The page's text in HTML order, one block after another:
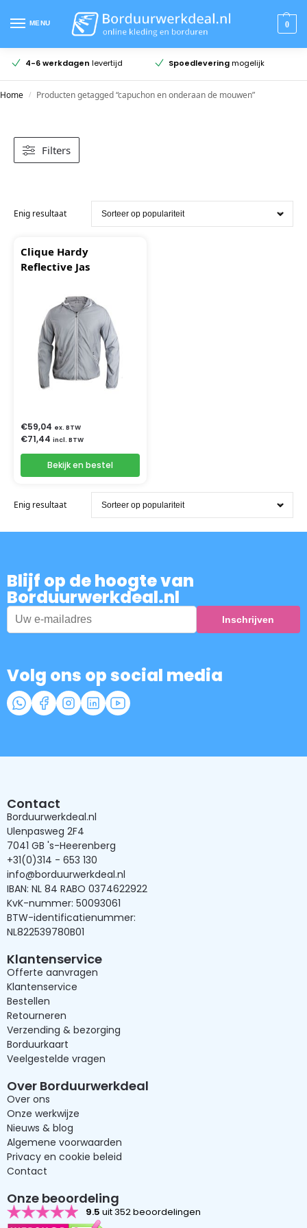
MENU 0
Spoedlevering mogelijk 9.5uit 352
Home / Producten getagged “capuchon en onderaan de mouwen”
Filters
Enig resultaat
Clique Hardy
Reflective Jas
€59,04 ex. BTW
€71,44 incl. BTW
Bekijk en bestel
Enig resultaat
Blijf op de hoogte van
Borduurwerkdeal.nl
Volg ons op social media
Contact
Borduurwerkdeal.nl
Ulenpasweg 2F4
7041 GB 's-Heerenberg
+31(0)314 - 653 130
info@borduurwerkdeal.nl
IBAN: NL 84 RABO 0374622922
KvK-nummer: 50093061
BTW-identificatienummer:
NL822539780B01
Klantenservice
Offerte aanvragen
Klantenservice
Bestellen
Retourneren
Verzending & bezorging
Borduurkaart
Veelgestelde vragen
Over Borduurwerkdeal
Over ons
Onze werkwijze
Nieuws & blog
Algemene voorwaarden
Privacy en cookie beleid
Contact
Onze beoordeling
9.5 uit 352 beoordelingen